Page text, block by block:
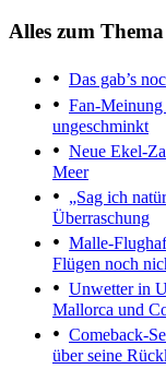
Alles zum Thema
Das gab’s
Fan-
ungeschminkt
Neue Ekel-
Meer
„Sag ich
Überraschung
Malle-
Flügen noch
Unwetter in
Mallorca und
Comeback-
über seine